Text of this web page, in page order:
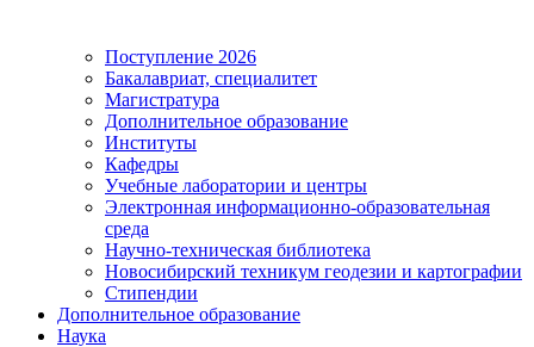
Поступление 2026
Бакалавриат, специалитет
Магистратура
Дополнительное образование
Институты
Кафедры
Учебные лаборатории и центры
Электронная информационно-образовательная
среда
Научно-техническая библиотека
Новосибирский техникум геодезии и картографии
Стипендии
Дополнительное образование
Наука